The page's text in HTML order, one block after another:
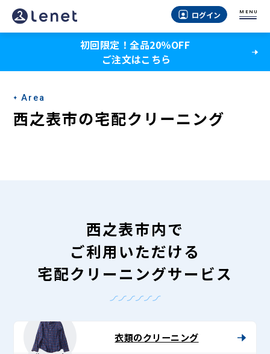
西
之
市
の
宅
ログイン MENU
初回限定！全品20％OFF
ご注文はこちら
Area
西之表市の宅配クリーニング
西之表市内で
ご利用いただける
宅配クリーニングサービス
衣類のクリーニング